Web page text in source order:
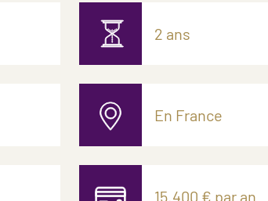
2 ans
En France
15.400 € par an